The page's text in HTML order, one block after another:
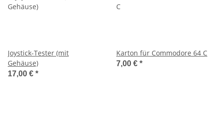
Joystick-Tester (mit
Gehäuse)
17,00 € *
Karton für Commodore 64 C
7,00 € *